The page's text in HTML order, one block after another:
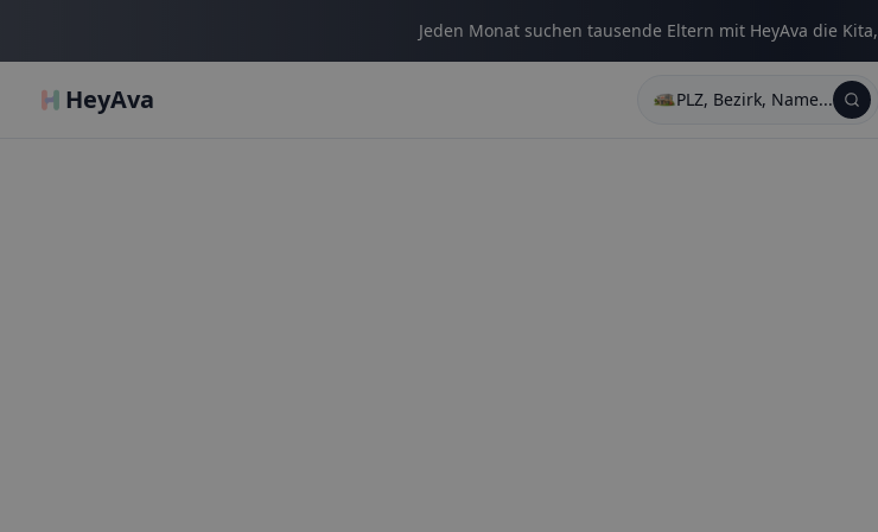
Jeden Monat suchen tausende Eltern mit HeyAva die Kita,
HeyAva PLZ, Bezirk, Name...